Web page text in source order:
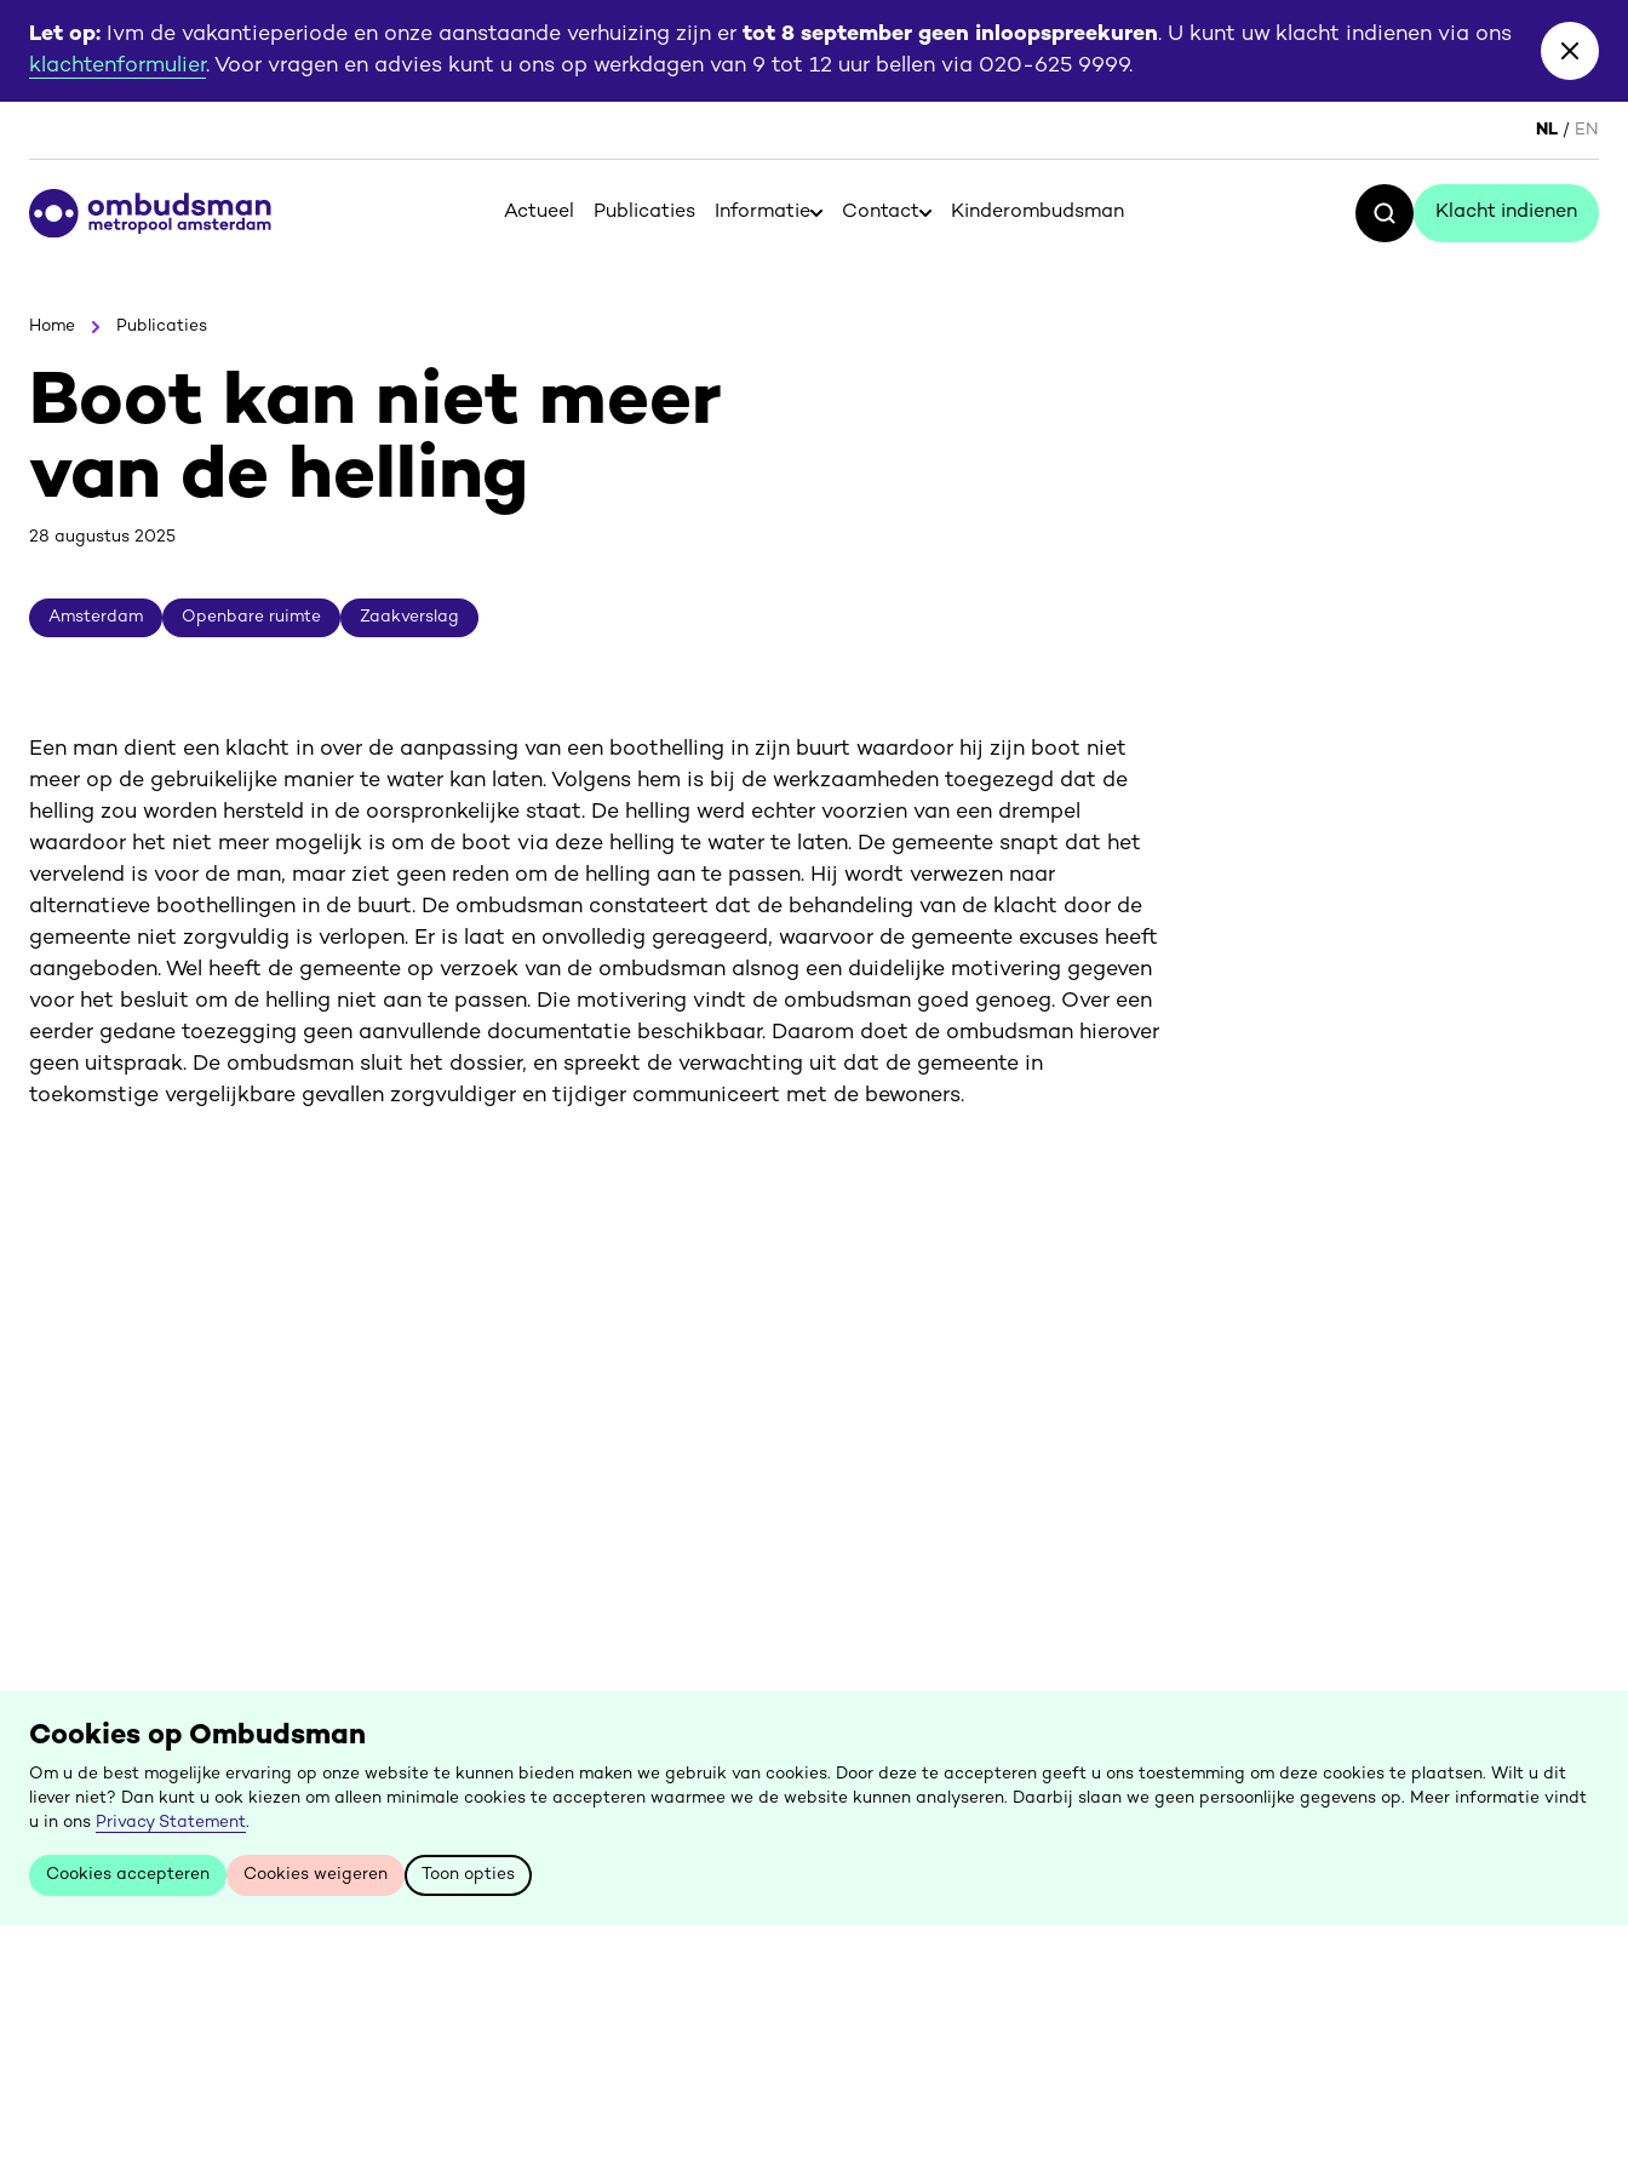
Let op: Ivm de vakantieperiode en onze aanstaande verhuizing zijn er tot 8 september geen inloopspreekuren. U kunt uw klacht indienen via ons
klachtenformulier. Voor vragen en advies kunt u ons op werkdagen van 9 tot 12 uur bellen via 020-625 9999.
Close
naar
content
naar
footer
Ga
naar
Actueel Publicaties Informatie OpenContact OpenKinderombudsman
Zoeken
Klacht indienen
Klacht indienen
NL EN
Home Publicaties
Boot kan niet meer
van de helling
28 augustus 2025
Amsterdam
Amsterdam
Openbare ruimte
Openbare ruimte
Zaakverslag
Zaakverslag
Een man dient een klacht in over de aanpassing van een boothelling in zijn buurt waardoor hij zijn boot niet
meer op de gebruikelijke manier te water kan laten. Volgens hem is bij de werkzaamheden toegezegd dat de
helling zou worden hersteld in de oorspronkelijke staat. De helling werd echter voorzien van een drempel
waardoor het niet meer mogelijk is om de boot via deze helling te water te laten. De gemeente snapt dat het
vervelend is voor de man, maar ziet geen reden om de helling aan te passen. Hij wordt verwezen naar
alternatieve boothellingen in de buurt. De ombudsman constateert dat de behandeling van de klacht door de
gemeente niet zorgvuldig is verlopen. Er is laat en onvolledig gereageerd, waarvoor de gemeente excuses heeft
aangeboden. Wel heeft de gemeente op verzoek van de ombudsman alsnog een duidelijke motivering gegeven
voor het besluit om de helling niet aan te passen. Die motivering vindt de ombudsman goed genoeg. Over een
eerder gedane toezegging geen aanvullende documentatie beschikbaar. Daarom doet de ombudsman hierover
geen uitspraak. De ombudsman sluit het dossier, en spreekt de verwachting uit dat de gemeente in
toekomstige vergelijkbare gevallen zorgvuldiger en tijdiger communiceert met de bewoners.
Cookies op Ombudsman
Om u de best mogelijke ervaring op onze website te kunnen bieden maken we gebruik van cookies. Door deze te accepteren geeft u ons toestemming om deze cookies te plaatsen. Wilt u dit
liever niet? Dan kunt u ook kiezen om alleen minimale cookies te accepteren waarmee we de website kunnen analyseren. Daarbij slaan we geen persoonlijke gegevens op. Meer informatie vindt
u in ons Privacy Statement.
Cookies accepteren
Cookies accepteren
Cookies weigeren
Cookies weigeren
Toon opties
Toon opties